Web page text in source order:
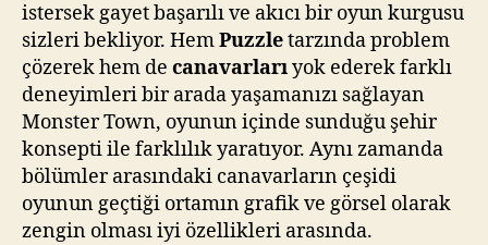
istersek gayet başarılı ve akıcı bir oyun kurgusu
sizleri bekliyor. HemPuzzletarzında problem
çözerek hem de canavarlarıyok ederek farklı
deneyimleri bir arada yaşamanızı sağlayan
Monster Town, oyunun içinde sunduğu şehir
konsepti ile farklılık yaratıyor. Aynı zamanda
bölümler arasındaki canavarların çeşidi
oyunun geçtiği ortamın grafik ve görsel olarak
zengin olması iyi özellikleri arasında.